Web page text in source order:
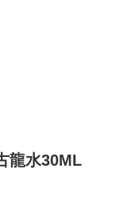
龍水30ML